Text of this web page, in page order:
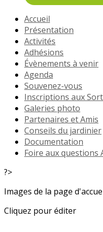
Accueil
Présentation
Activités
Adhésions
Évènements à venir
Agenda
Souvenez-vous
Inscriptions aux
Galeries photo
Partenaires et Amis
Conseils du jardinier
Documentation
Foire aux questions
?>
Images de la page
Cliquez pour éditer